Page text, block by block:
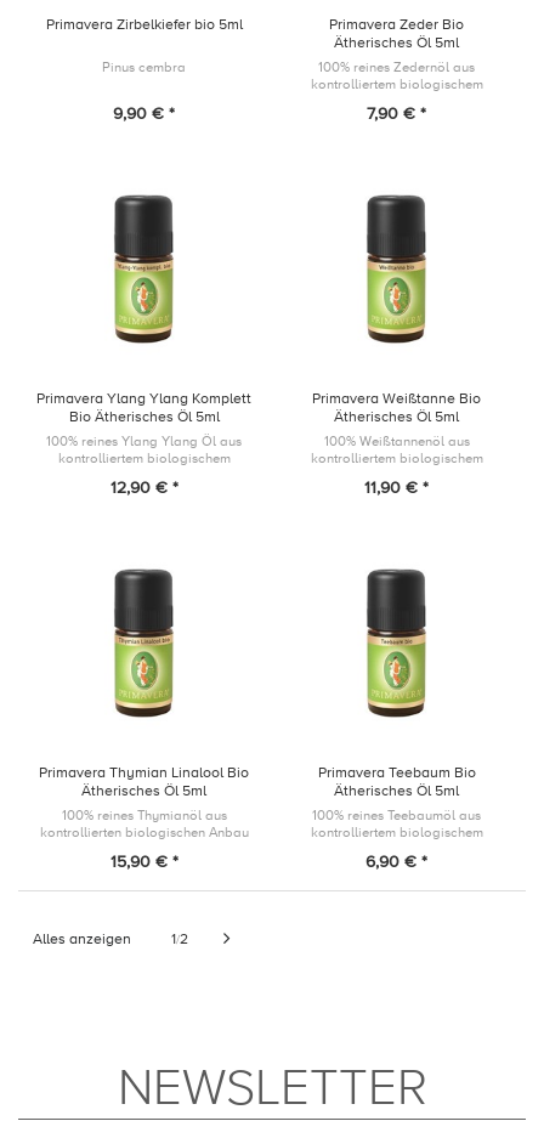
Primavera Zirbelkiefer bio 5ml
Pinus cembra
9,90 € *
Primavera Zeder Bio
Ätherisches Öl 5ml
100% reines Zedernöl aus
kontrolliertem biologischem
7,90 € *
Primavera Ylang Ylang Komplett
Bio Ätherisches Öl 5ml
100% reines Ylang Ylang Öl aus
kontrolliertem biologischem
12,90 € *
Primavera Weißtanne Bio
Ätherisches Öl 5ml
100% Weißtannenöl aus
kontrolliertem biologischem
11,90 € *
Primavera Thymian Linalool Bio
Ätherisches Öl 5ml
100% reines Thymianöl aus
kontrollierten biologischen Anbau
15,90 € *
Primavera Teebaum Bio
Ätherisches Öl 5ml
100% reines Teebaumöl aus
kontrolliertem biologischem
6,90 € *
Alles anzeigen 1/2
NEWSLETTER